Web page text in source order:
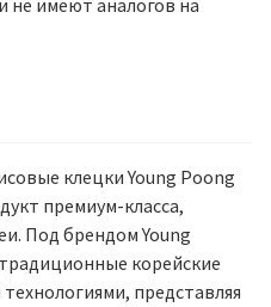
не имеют аналогов на
клецки Young Poong
премиум-класса,
Под брендом Young
корейские
представляя